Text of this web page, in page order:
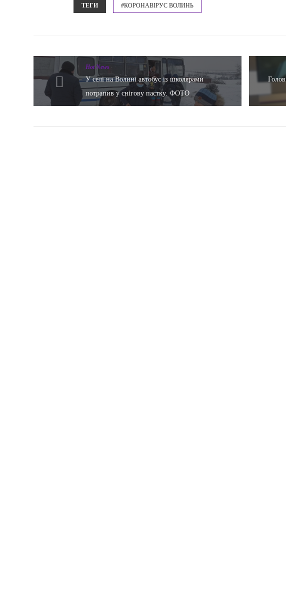
ТЕГИ #КОРОНАВІРУС ВОЛИНЬ
Hot News
У селі на Волині автобус із школярами
потрапив у снігову пастку. ФОТО